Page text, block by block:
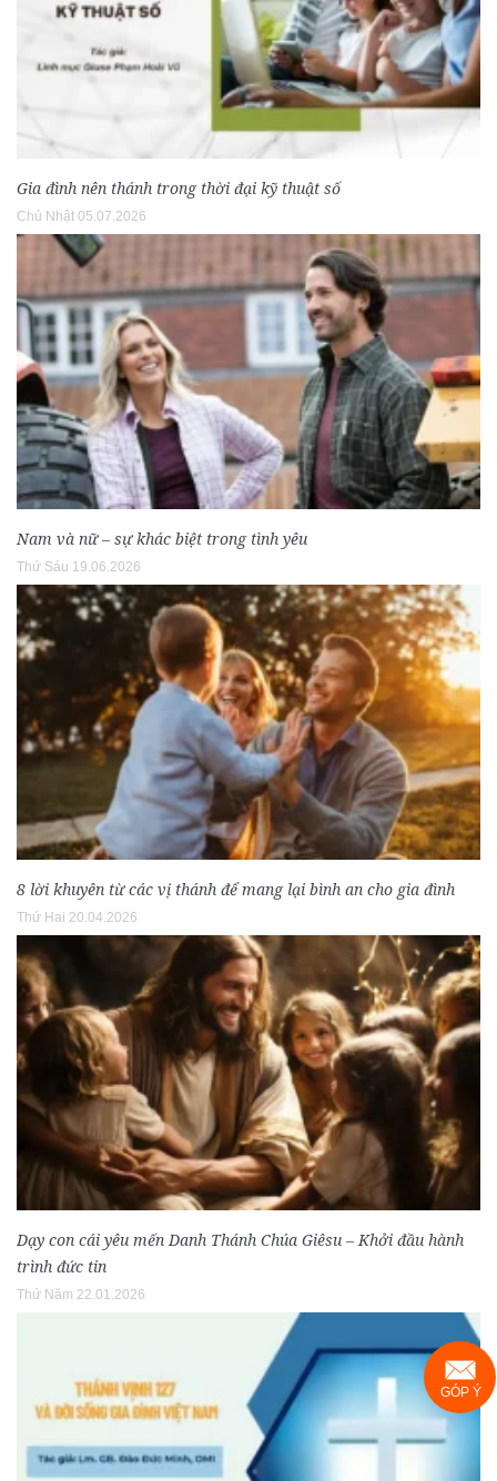
Gia đình nên thánh trong thời đại kỹ thuật số
Chủ Nhật 05.07.2026
Nam và nữ – sự khác biệt trong tình yêu
Thứ Sáu 19.06.2026
8 lời khuyên từ các vị thánh để mang lại bình an cho gia đình
Thứ Hai 20.04.2026
Dạy con cái yêu mến Danh Thánh Chúa Giêsu – Khởi đầu hành
trình đức tin
Thứ Năm 22.01.2026
GÓP Ý